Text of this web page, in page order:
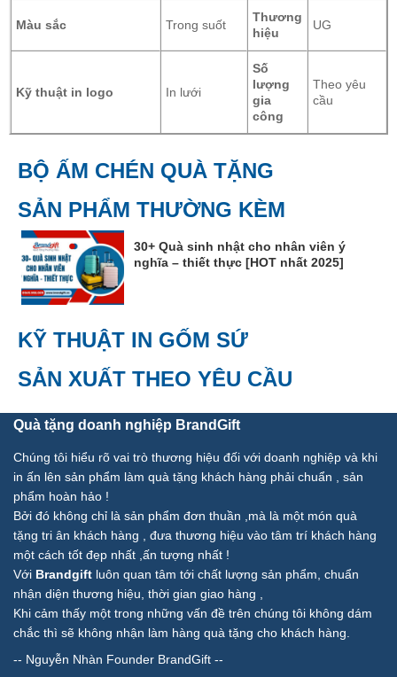
Màu sắc Trong suốt
Thương
hiệu
UG
Kỹ thuật in logo In lưới
Số
lượng
gia
công
Theo yêu
cầu
BỘ ẤM CHÉN QUÀ TẶNG
SẢN PHẨM THƯỜNG KÈM
30+ Quà sinh nhật cho nhân viên ý
nghĩa – thiết thực [HOT nhất 2025]
KỸ THUẬT IN GỐM SỨ
SẢN XUẤT THEO YÊU CẦU
Quà tặng doanh nghiệp BrandGift
Chúng tôi hiểu rõ vai trò thương hiệu đối với doanh nghiệp và khi
in ấn lên sản phẩm làm quà tặng khách hàng phải chuẩn , sản
phẩm hoàn hảo !
Bởi đó không chỉ là sản phẩm đơn thuần ,mà là một món quà
tặng tri ân khách hàng , đưa thương hiệu vào tâm trí khách hàng
một cách tốt đẹp nhất ,ấn tượng nhất !
Với Brandgift luôn quan tâm tới chất lượng sản phẩm, chuẩn
nhận diện thương hiệu, thời gian giao hàng ,
Khi cảm thấy một trong những vấn đề trên chúng tôi không dám
chắc thì sẽ không nhận làm hàng quà tặng cho khách hàng.
-- Nguyễn Nhàn Founder BrandGift --